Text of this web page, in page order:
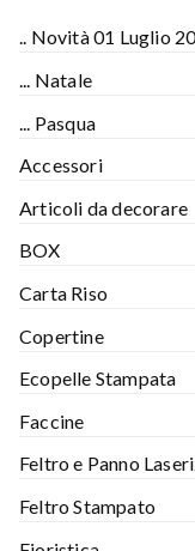
.. Novità 01 Luglio
... Natale
... Pasqua
Accessori
Articoli da decorare
BOX
Carta Riso
Copertine
Ecopelle Stampata
Faccine
Feltro e Panno
Feltro Stampato